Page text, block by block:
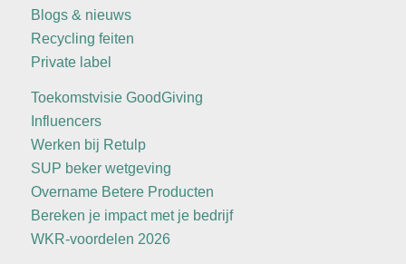
Blogs & nieuws
Recycling feiten
Private label
Toekomstvisie GoodGiving
Influencers
Werken bij Retulp
SUP beker wetgeving
Overname Betere Producten
Bereken je impact met je bedrijf
WKR-voordelen 2026